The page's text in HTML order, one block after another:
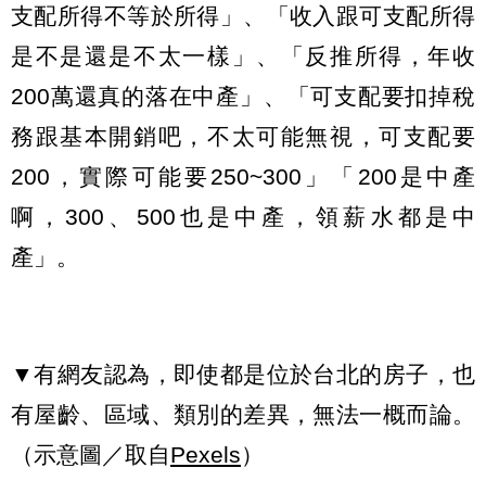
支配所得不等於所得」、「收入跟可支配所得
是不是還是不太一樣」、「反推所得，年收
200萬還真的落在中產」、「可支配要扣掉稅
務跟基本開銷吧，不太可能無視，可支配要
200，實際可能要250~300」「200是中產
啊，300、500也是中產，領薪水都是中
產」。
▼有網友認為，即使都是位於台北的房子，也
有屋齡、區域、類別的差異，無法一概而論。
（示意圖／取自Pexels）